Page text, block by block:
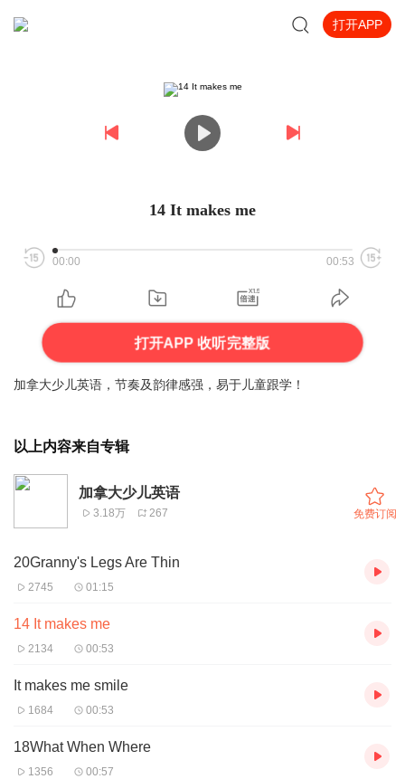
打开APP
14 It makes me
00:00 00:53
打开APP 收听完整版
加拿大少儿英语，节奏及韵律感强，易于儿童跟学！
以上内容来自专辑
加拿大少儿英语
3.18万 267 免费订阅
20Granny's Legs Are Thin
2745 01:15
14 It makes me
2134 00:53
It makes me smile
1684 00:53
18What When Where
1356 00:57